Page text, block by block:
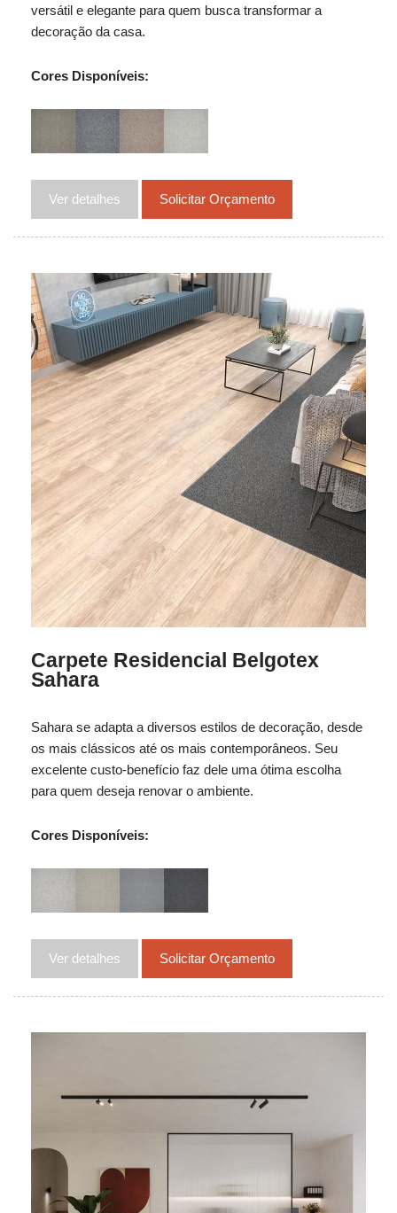
versátil e elegante para quem busca transformar a
decoração da casa.
Cores Disponíveis:
Ver detalhes Solicitar Orçamento
Carpete Residencial Belgotex
Sahara
Sahara se adapta a diversos estilos de decoração, desde
os mais clássicos até os mais contemporâneos. Seu
excelente custo-benefício faz dele uma ótima escolha
para quem deseja renovar o ambiente.
Cores Disponíveis:
Ver detalhes Solicitar Orçamento